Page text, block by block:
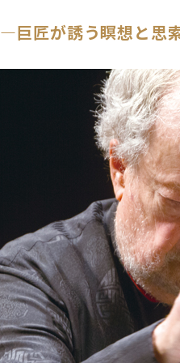
巨匠が誘う瞑想と思